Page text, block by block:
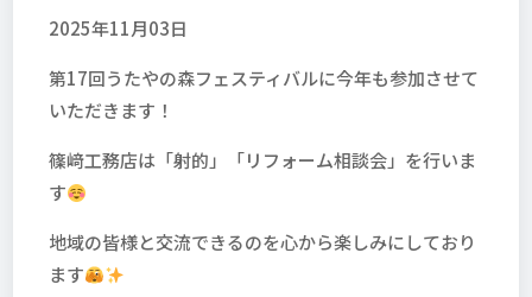
2025年11月03日
第17回うたやの森フェスティバルに今年も参加させて
いただきます！
篠﨑工務店は「射的」「リフォーム相談会」を行いま
す
地域の皆様と交流できるのを心から楽しみにしており
ます